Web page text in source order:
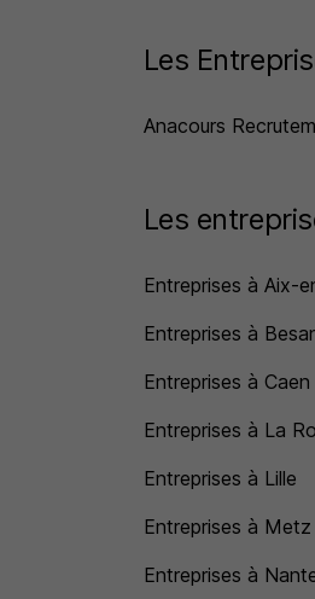
Les
Anacours
Les
Entreprises à Aix-
Entreprises à
Entreprises à Caen
Entreprises à La
Entreprises à Lille
Entreprises à Metz
Entreprises à